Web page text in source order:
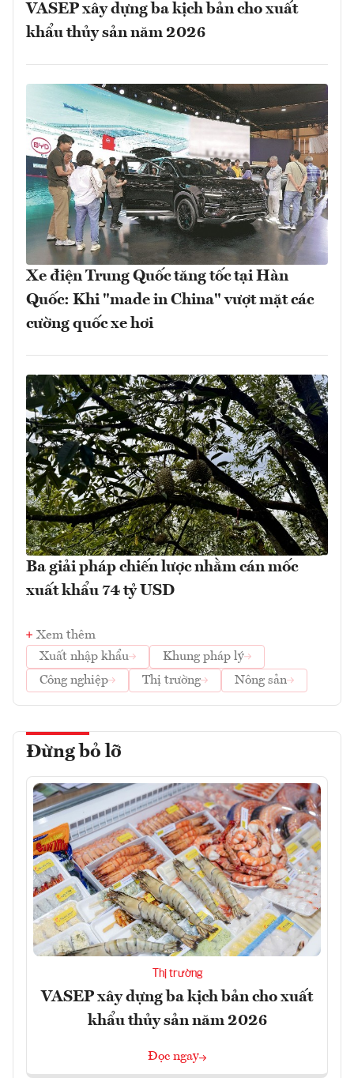
VASEP xây dựng ba kịch bản cho xuất
khẩu thủy sản năm 2026
Xe điện Trung Quốc tăng tốc tại Hàn
Quốc: Khi "made in China" vượt mặt các
cường quốc xe hơi
Ba giải pháp chiến lược nhằm cán mốc
xuất khẩu 74 tỷ USD
Xem thêm
Xuất nhập khẩu
Khung pháp lý
Công nghiệp
Thị trường Nông sản
Đừng bỏ lỡ
Thị trường
VASEP xây dựng ba kịch bản cho xuất
khẩu thủy sản năm 2026
Đọc ngay